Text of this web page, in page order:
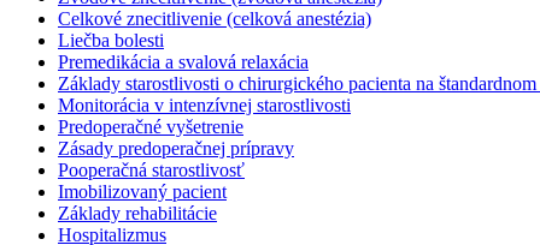
Celkové znecitlivenie (celková anestézia)
Liečba bolesti
Premedikácia a svalová relaxácia
Základy starostlivosti o chirurgického pacienta na
Monitorácia v intenzívnej starostlivosti
Predoperačné vyšetrenie
Zásady predoperačnej prípravy
Pooperačná starostlivosť
Imobilizovaný pacient
Základy rehabilitácie
Hospitalizmus